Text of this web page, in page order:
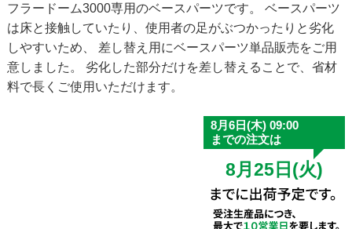
フラードーム3000専用のベースパーツです。 ベースパーツ
は床と接触していたり、使用者の足がぶつかったりと劣化
しやすいため、 差し替え用にベースパーツ単品販売をご用
意しました。 劣化した部分だけを差し替えることで、省材
料で長くご使用いただけます。